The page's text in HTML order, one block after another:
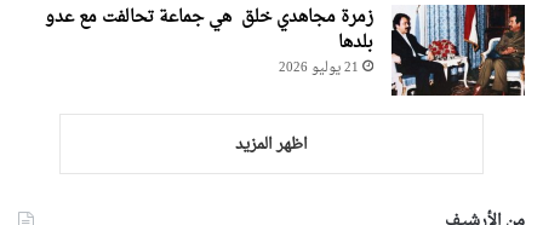
زمرة مجاهدي خلق هي جماعة تحالفت مع عدو
بلدها
21 يوليو 2026
اظهر المزيد